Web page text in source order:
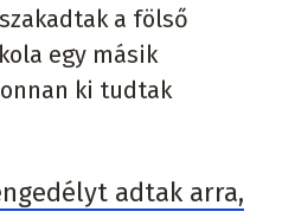
a fölső
egy másik
ki tudtak
adtak arra,